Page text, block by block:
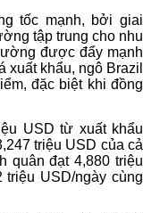
tốc mạnh, bởi giai
tập trung cho nhu
được đẩy mạnh
xuất khẩu, ngô Brazil
đặc biệt khi đồng
USD từ xuất khẩu
triệu USD của cả
quân đạt 4,880 triệu
triệu USD/ngày cùng